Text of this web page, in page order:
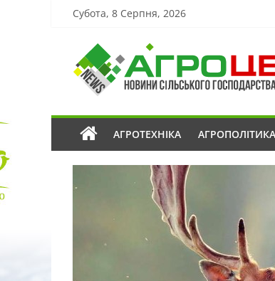
Субота, 8 Серпня, 2026
АГРОТЕХНІКА АГРОПОЛІТИКА